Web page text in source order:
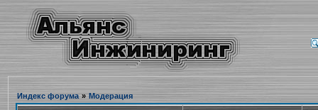
Индекс форума » Модерация